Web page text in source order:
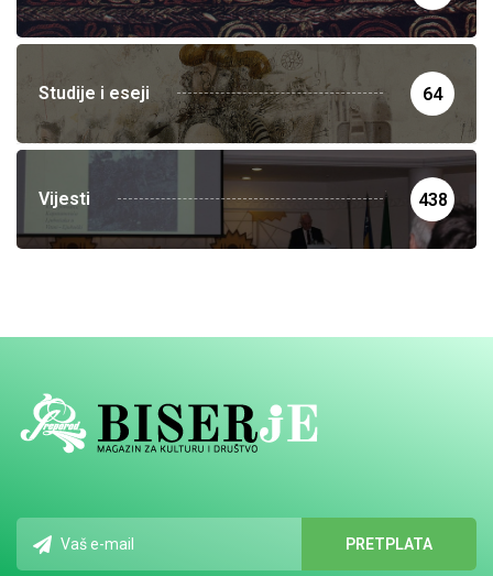
Studije i eseji 64
Vijesti 438